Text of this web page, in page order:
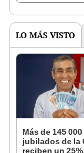
LO MÁS VISTO
Más de 145 000
jubilados de la
reciben un 25%